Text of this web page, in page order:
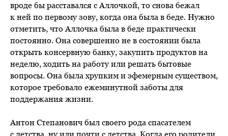
вроде бы расставался с Аллочкой, то снова бежал
к ней по первому зову, когда она была в беде. Нужно
отметить, что Аллочка была в беде практически
постоянно. Она совершенно не в состоянии была
открыть консервную банку, закупить продуктов на
неделю, ходить на работу или решать бытовые
вопросы. Она была хрупким и эфемерным существом,
которое требовало ежеминутной заботы для
поддержания жизни.
Антон Степанович был своего рода спасателем
с детства, ну или почти с детства. Когда его родители